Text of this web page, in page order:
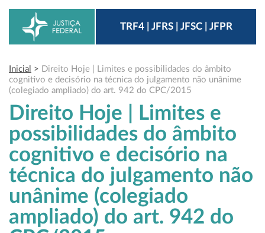
TRF4 | JFRS | JFSC | JFPR
Inicial > Direito Hoje | Limites e possibilidades do âmbito
cognitivo e decisório na técnica do julgamento não unânime
(colegiado ampliado) do art. 942 do CPC/2015
Direito Hoje | Limites e
possibilidades do âmbito
cognitivo e decisório na
técnica do julgamento não
unânime (colegiado
ampliado) do art. 942 do